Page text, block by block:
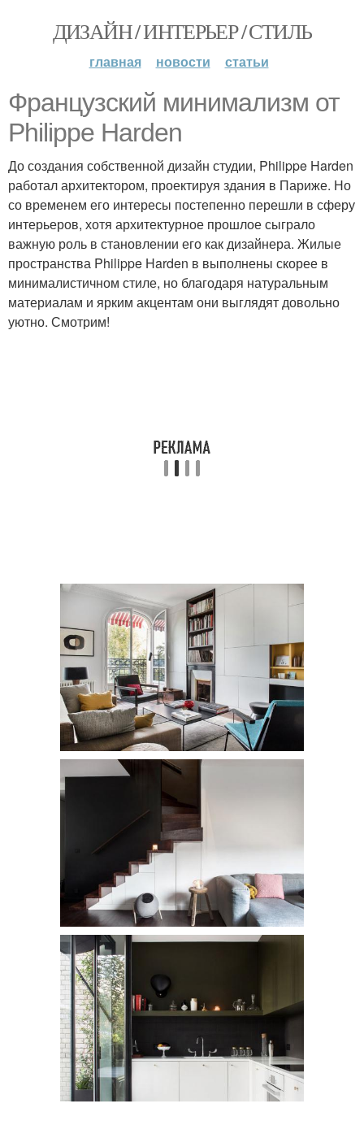
ДИЗАЙН / ИНТЕРЬЕР / СТИЛЬ
главная новости статьи
Французский минимализм от
Philippe Harden
До создания собственной дизайн студии, Philippe Harden
работал архитектором, проектируя здания в Париже. Но
со временем его интересы постепенно перешли в сферу
интерьеров, хотя архитектурное прошлое сыграло
важную роль в становлении его как дизайнера. Жилые
пространства Philippe Harden в выполнены скорее в
минималистичном стиле, но благодаря натуральным
материалам и ярким акцентам они выглядят довольно
уютно. Смотрим!